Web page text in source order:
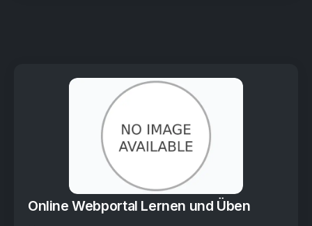
Online Webportal Lernen und Üben